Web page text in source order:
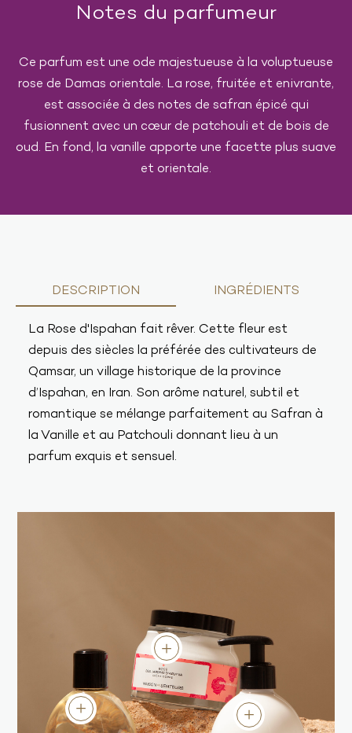
Notes du parfumeur
Ce parfum est une ode majestueuse à la voluptueuse
rose de Damas orientale. La rose, fruitée et enivrante,
est associée à des notes de safran épicé qui
fusionnent avec un cœur de patchouli et de bois de
oud. En fond, la vanille apporte une facette plus suave
et orientale.
DESCRIPTION INGRÉDIENTS
La Rose d'Ispahan fait rêver. Cette fleur est
depuis des siècles la préférée des cultivateurs de
Qamsar, un village historique de la province
d’Ispahan, en Iran. Son arôme naturel, subtil et
romantique se mélange parfaitement au Safran à
la Vanille et au Patchouli donnant lieu à un
parfum exquis et sensuel.